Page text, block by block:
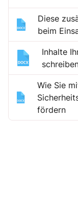
Diese
beim
Inhalte
Wie Sie
fördern